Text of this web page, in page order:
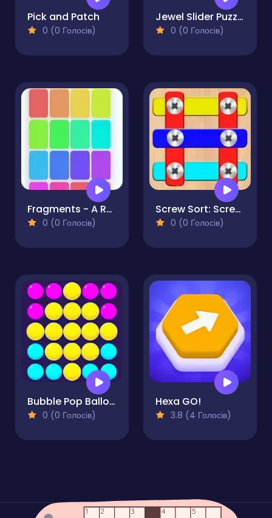
Pick and Patch
0 (0 Голосів)
Jewel Slider Puzzle
0 (0 Голосів)
Fragments - A Relaxing Tile Matching Puzzle Game
0 (0 Голосів)
Screw Sort: Screw Pin Puzzle
0 (0 Голосів)
Bubble Pop Balloons
0 (0 Голосів)
Hexa GO!
3.8 (4 Голосів)